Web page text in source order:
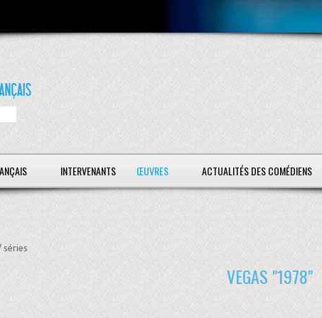
INTERVENANTS ŒUVRES ACTUALITÉS DES COMÉDIENS
séries
VEGAS "1978"